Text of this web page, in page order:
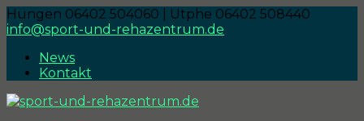
Hungen 06402 504060 | Utphe 06402 508440
info@sport-und-rehazentrum.de
News
Kontakt